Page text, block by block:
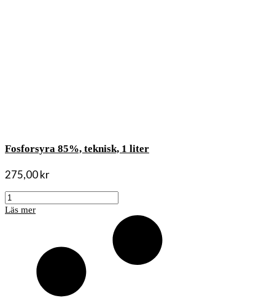
Fosforsyra 85%, teknisk, 1 liter
275,00kr
Fosforsyra
85%,
Läs mer